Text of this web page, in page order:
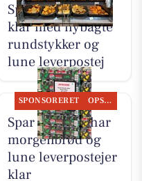
Spar Suldrup er
klar med nybagte
rundstykker og
lune leverpostej
SPONSORERET OPSLAGSTAVLEN
Spar Suldrup har
morgenbrød og
lune leverpostejer
klar